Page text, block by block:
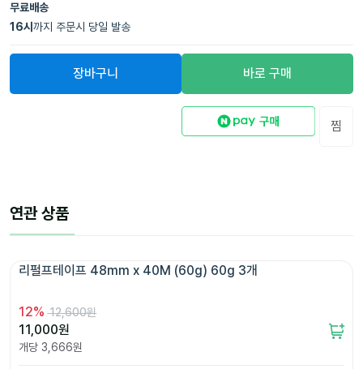
무료배송
16시 까지 주문시 당일 발송
장바구니 바로 구매
찜
연관 상품
12% 12,600원
11,000원
개당 3,666원